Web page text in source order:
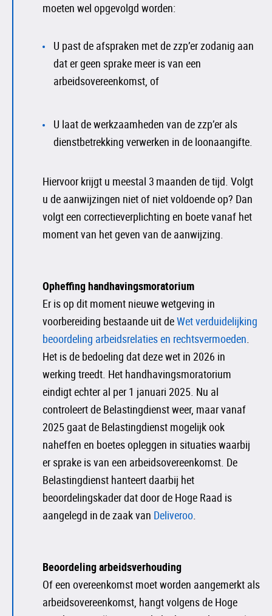
moeten wel opgevolgd worden:
U past de afspraken met de zzp’er zodanig aan
dat er geen sprake meer is van een
arbeidsovereenkomst, of
U laat de werkzaamheden van de zzp’er als
dienstbetrekking verwerken in de loonaangifte.
Hiervoor krijgt u meestal 3 maanden de tijd. Volgt
u de aanwijzingen niet of niet voldoende op? Dan
volgt een correctieverplichting en boete vanaf het
moment van het geven van de aanwijzing.
Opheffing handhavingsmoratorium
Er is op dit moment nieuwe wetgeving in
voorbereiding bestaande uit deWet verduidelijking
beoordeling arbeidsrelaties en rechtsvermoeden.
Het is de bedoeling dat deze wet in 2026 in
werking treedt. Het handhavingsmoratorium
eindigt echter al per 1 januari 2025. Nu al
controleert de Belastingdienst weer, maar vanaf
2025 gaat de Belastingdienst mogelijk ook
naheffen en boetes opleggen in situaties waarbij
er sprake is van een arbeidsovereenkomst. De
Belastingdienst hanteert daarbij het
beoordelingskader dat door de Hoge Raad is
aangelegd in de zaak van Deliveroo.
Beoordeling arbeidsverhouding
Of een overeenkomst moet worden aangemerkt als
arbeidsovereenkomst, hangt volgens de Hoge